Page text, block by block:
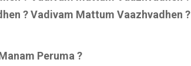
? Vadivam Mattum Vaazhvadhen ?
Peruma ?